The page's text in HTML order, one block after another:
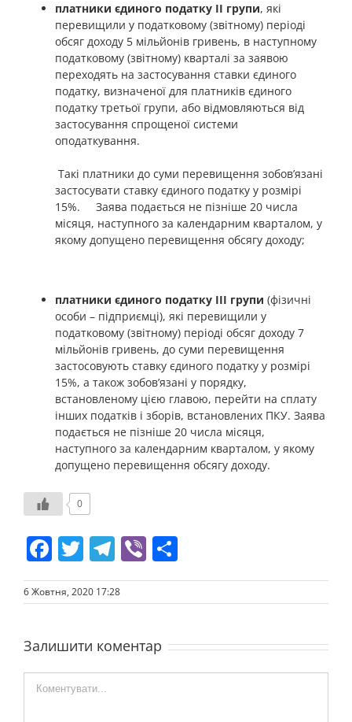
платники єдиного податку II групи, які
перевищили у податковому (звітному) періоді
обсяг доходу 5 мільйонів гривень, в наступному
податковому (звітному) кварталі за заявою
переходять на застосування ставки єдиного
податку, визначеної для платників єдиного
податку третьої групи, або відмовляються від
застосування спрощеної системи
оподаткування.
Такі платники до суми перевищення зобов’язані
застосувати ставку єдиного податку у розмірі
15%. Заява подається не пізніше 20 числа
місяця, наступного за календарним кварталом, у
якому допущено перевищення обсягу доходу;
платники єдиного податку III групи (фізичні
особи – підприємці), які перевищили у
податковому (звітному) періоді обсяг доходу 7
мільйонів гривень, до суми перевищення
застосовують ставку єдиного податку у розмірі
15%, а також зобов’язані у порядку,
встановленому цією главою, перейти на сплату
інших податків і зборів, встановлених ПКУ. Заява
подається не пізніше 20 числа місяця,
наступного за календарним кварталом, у якому
допущено перевищення обсягу доходу.
0
Facebook
Twitter
Telegram
Viber
6 Жовтня, 2020 17:28
Залишити коментар